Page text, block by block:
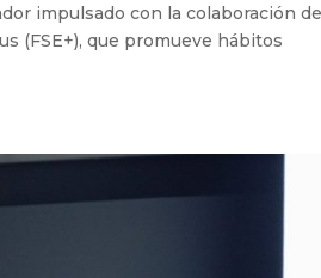
impulsado con la colaboración
(FSE+), que promueve hábitos